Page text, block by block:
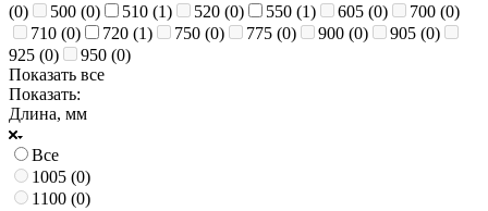
(0) 500 (0) 510 (1) 520 (0) 550 (1) 605 (0) 700 (0)
710 (0) 720 (1) 750 (0) 775 (0) 900 (0) 905 (0)
925 (0) 950 (0)
Показать все
Показать:
Длина, мм
Все
1005 (0)
1100 (0)